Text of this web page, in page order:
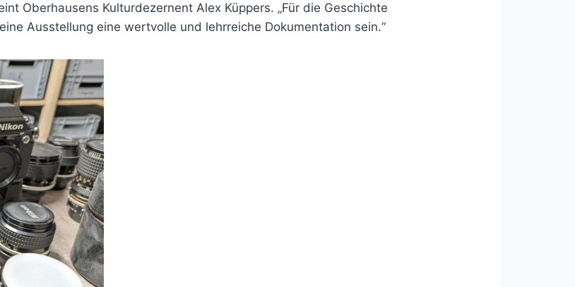
Oberhausens Kulturdezernent Alex Küppers. „Für die Geschichte
Ausstellung eine wertvolle und lehrreiche Dokumentation sein.“